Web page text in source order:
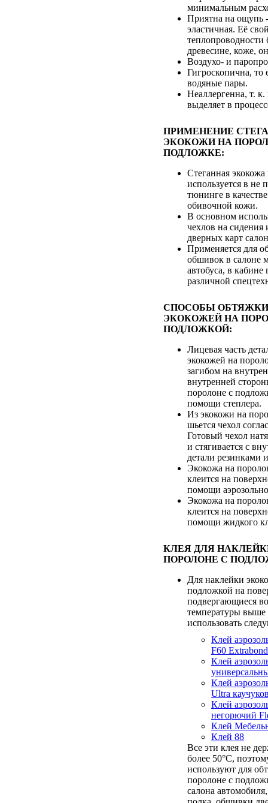
минимальным
Приятна на ощупь
эластичная. Её
теплопроводности
древесине, коже,
Воздухо- и
Гигроскопична, то
водяные пары.
Неаллергенна, т. к.
выделяет в
ПРИМЕНЕНИЕ
ЭКОКОЖИ НА
ПОДЛОЖКЕ:
Стеганная
используется в не
тюнинге в
обивочной кожи.
В основном
чехлов на сидения
дверных карт
Применяется для
обшивок в салоне
автобуса, в
различной
СПОСОБЫ
ЭКОКОЖЕЙ НА
ПОДЛОЖКОЙ:
Лицевая часть
экокожей на
загибом на
внутренней
поролоне с
помощи степлера.
Из экокожи на
шьется чехол
Готовый чехол
и стягивается с
детали резинками
Экокожа на
клеится на
помощи
Экокожа на
клеится на
помощи жидкого
КЛЕЯ ДЛЯ
ПОРОЛОНЕ С
Для наклейки
подложкой на
подвергающиеся
температуры выше
использовать
Клей
F60 Extrabond
Клей
Клей
Ultra
Клей
негорючий
Клей
Клей 88
Все эти клея не
более 50°С,
используют для
поролоне с
салона